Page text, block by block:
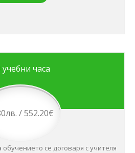
учебни часа
/ 552.20€
се договаря с учителя